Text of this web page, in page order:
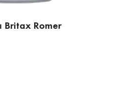
Britax Romer